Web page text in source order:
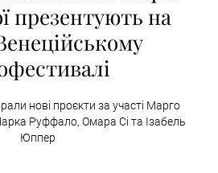
презентують на
нові проєкти за участі Марго
Руффало, Омара Сі та Ізабель
Юппер